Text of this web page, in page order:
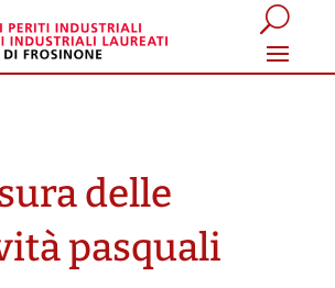
delle
pasquali